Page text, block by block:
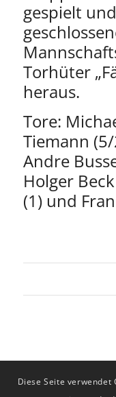
gespielt
Torhüter
heraus.
Tore:
Tiemann
Andre
Holger
(1) und
Diese Seite verwendet